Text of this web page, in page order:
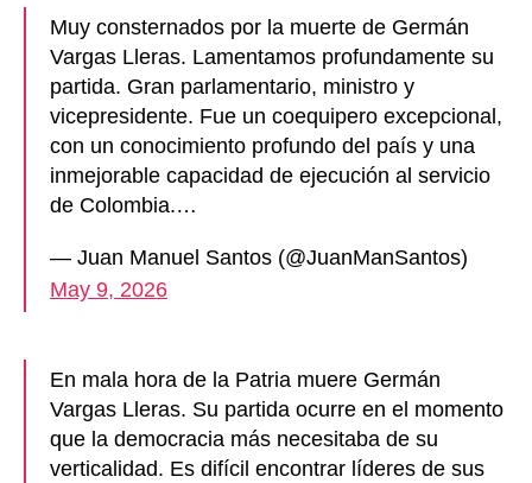
Muy consternados por la muerte de Germán
Vargas Lleras. Lamentamos profundamente su
partida. Gran parlamentario, ministro y
vicepresidente. Fue un coequipero excepcional,
con un conocimiento profundo del país y una
inmejorable capacidad de ejecución al servicio
de Colombia.…
— Juan Manuel Santos (@JuanManSantos)
May 9, 2026
En mala hora de la Patria muere Germán
Vargas Lleras. Su partida ocurre en el momento
que la democracia más necesitaba de su
verticalidad. Es difícil encontrar líderes de sus